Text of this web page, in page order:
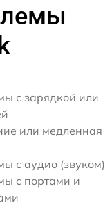
с зарядкой или
или медленная
с аудио (звуком)
с портами и